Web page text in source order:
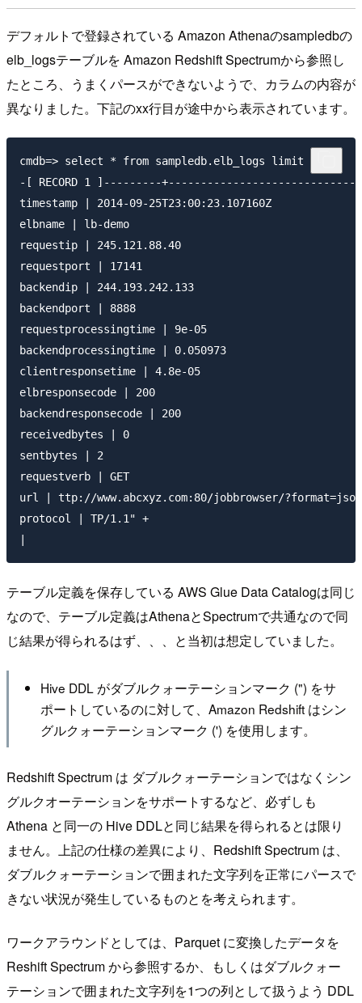
デフォルトで登録されている Amazon Athenaのsampledbの
elb_logsテーブルを Amazon Redshift Spectrumから参照し
たところ、うまくパースができないようで、カラムの内容が
異なりました。下記のxx行目が途中から表示されています。
cmdb=> select * from sampledb.elb_logs limit 1;
-[ RECORD 1 ]---------
timestamp | 2014-09-25T23:00:23.107160Z
elbname | lb-demo
requestip | 245.121.88.40
requestport | 17141
backendip | 244.193.242.133
backendport | 8888
requestprocessingtime | 9e-05
backendprocessingtime | 0.050973
clientresponsetime | 4.8e-05
elbresponsecode | 200
backendresponsecode | 200
receivedbytes | 0
sentbytes | 2
requestverb | GET
url | ttp://www.abcxyz.com:80/jobbrowser/
protocol | TP/1.1" +
テーブル定義を保存している AWS Glue Data Catalogは同じ
なので、テーブル定義はAthenaとSpectrumで共通なので同
じ結果が得られるはず、、、と当初は想定していました。
Hive DDL がダブルクォーテーションマーク (") をサ
ポートしているのに対して、Amazon Redshift はシン
グルクォーテーションマーク (') を使用します。
Redshift Spectrum は ダブルクォーテーションではなくシン
グルクオーテーションをサポートするなど、必ずしも
Athena と同一の Hive DDLと同じ結果を得られるとは限り
ません。上記の仕様の差異により、Redshift Spectrum は、
ダブルクォーテーションで囲まれた文字列を正常にパースで
きない状況が発生しているものとを考えられます。
ワークアラウンドとしては、Parquet に変換したデータを
Reshift Spectrum から参照するか、もしくはダブルクォー
テーションで囲まれた文字列を1つの列として扱うよう DDL